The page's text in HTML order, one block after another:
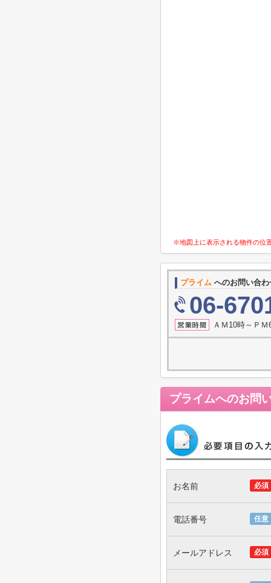
※地図上に表示される物件の位
プライム へのお問い合
06-
ＡＭ10時～Ｐ
プライムへのお問
必須
お名前
任意
電話番号
必須
メールアドレス